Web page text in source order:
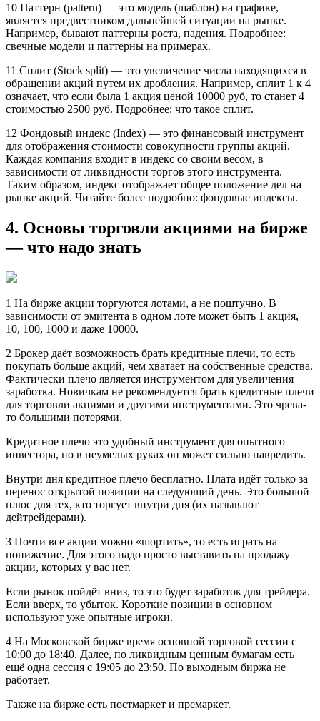
10 Паттерн (pattern) — это модель (шаблон) на графике,
является предвестником дальнейшей ситуации на рынке.
Например, бывают паттерны роста, падения. Подробнее:
свечные модели и паттерны на примерах.
11 Сплит (Stock split) — это увеличение числа находящихся в
обращении акций путем их дробления. Например, сплит 1 к 4
означает, что если была 1 акция ценой 10000 руб, то станет 4
стоимостью 2500 руб. Подробнее: что такое сплит.
12 Фондовый индекс (Index) — это финансовый инструмент
для отображения стоимости совокупности группы акций.
Каждая компания входит в индекс со своим весом, в
зависимости от ликвидности торгов этого инструмента.
Таким образом, индекс отображает общее положение дел на
рынке акций. Читайте более подробно: фондовые индексы.
4. Основы торговли акциями на бирже
— что надо знать
1 На бирже акции торгуются лотами, а не поштучно. В
зависимости от эмитента в одном лоте может быть 1 акция,
10, 100, 1000 и даже 10000.
2 Брокер даёт возможность брать кредитные плечи, то есть
покупать больше акций, чем хватает на собственные средства.
Фактически плечо является инструментом для увеличения
заработка. Новичкам не рекомендуется брать кредитные плечи
для торговли акциями и другими инструментами. Это чрева-
то большими потерями.
Кредитное плечо это удобный инструмент для опытного
инвестора, но в неумелых руках он может сильно навредить.
Внутри дня кредитное плечо бесплатно. Плата идёт только за
перенос открытой позиции на следующий день. Это большой
плюс для тех, кто торгует внутри дня (их называют
дейтрейдерами).
3 Почти все акции можно «шортить», то есть играть на
понижение. Для этого надо просто выставить на продажу
акции, которых у вас нет.
Если рынок пойдёт вниз, то это будет заработок для трейдера.
Если вверх, то убыток. Короткие позиции в основном
используют уже опытные игроки.
4 На Московской бирже время основной торговой сессии с
10:00 до 18:40. Далее, по ликвидным ценным бумагам есть
ещё одна сессия с 19:05 до 23:50. По выходным биржа не
работает.
Также на бирже есть постмаркет и премаркет.